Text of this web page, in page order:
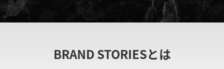
BRAND STORIESとは